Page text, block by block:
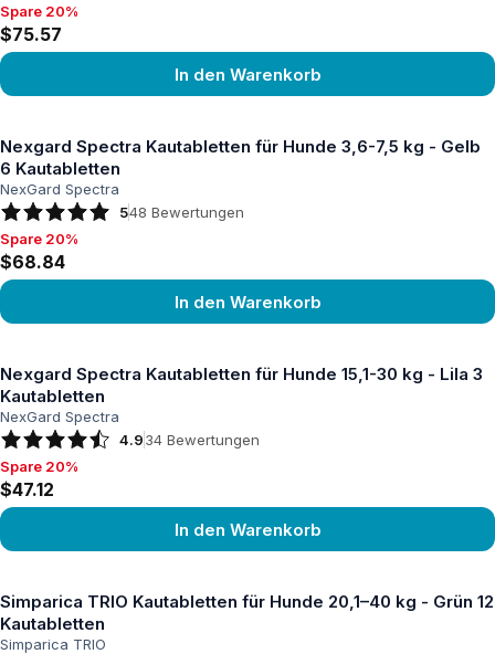
Spare 20%, $75.57
Spare 20%
$75.57
In den Warenkorb
Nexgard Spectra Kautabletten für Hunde 3,6-7,5 kg - Gelb
6 Kautabletten
NexGard Spectra
548 Bewertungen
Spare 20%, $68.84
Spare 20%
$68.84
In den Warenkorb
Nexgard Spectra Kautabletten für Hunde 15,1-30 kg - Lila 3
Kautabletten
NexGard Spectra
4.934 Bewertungen
Spare 20%, $47.12
Spare 20%
$47.12
In den Warenkorb
Simparica TRIO Kautabletten für Hunde 20,1–40 kg - Grün 12
Kautabletten
Simparica TRIO